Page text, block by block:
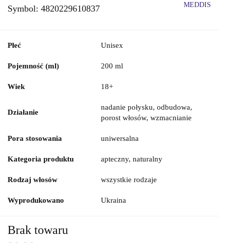
Symbol: 4820229610837 MEDDIS
Płeć Unisex
Pojemność (ml) 200 ml
Wiek 18+
Działanie
nadanie połysku, odbudowa,
porost włosów, wzmacnianie
Pora stosowania uniwersalna
Kategoria produktu apteczny, naturalny
Rodzaj włosów wszystkie rodzaje
Wyprodukowano Ukraina
Brak towaru